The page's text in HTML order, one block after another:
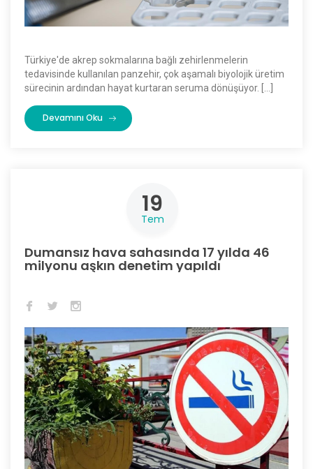
Türkiye'de akrep sokmalarına bağlı zehirlenmelerin
tedavisinde kullanılan panzehir, çok aşamalı biyolojik üretim
sürecinin ardından hayat kurtaran seruma dönüşüyor. […]
Devamını Oku
19
Tem
Dumansız hava sahasında 17 yılda 46
milyonu aşkın denetim yapıldı